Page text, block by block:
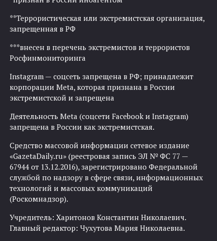
**Террористическая или экстремистская организация,
запрещенная в РФ
***внесен в перечень экстремистов и террористов
Росфинмониторинга
Instagram — соцсеть запрещена в РФ; принадлежит
корпорации Meta, которая признана в России
экстремистской и запрещена
Деятельность Meta (соцсети Facebook и Instagram)
запрещена в России как экстремистская.
Средство массовой информации сетевое издание
«GazetaDaily.ru» (реестровая запись ЭЛ № ФС 77 —
67944 от 13.12.2016), зарегистрировано Федеральной
службой по надзору в сфере связи, информационных
технологий и массовых коммуникаций
(Роскомнадзор).
Учредитель: Харитонов Константин Николаевич.
Главный редактор: Чухутова Мария Николаевна.